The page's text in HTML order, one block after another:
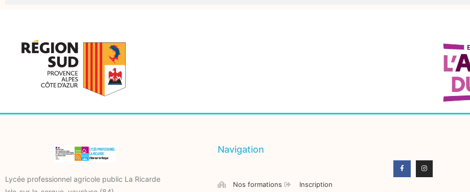
Lycée professionnel agricole public La Ricarde
Navigation
Nos formations Inscription